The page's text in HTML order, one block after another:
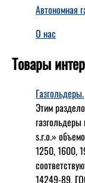
Автономная
О нас
Товары
Газгольдеры.
Этим
газгольдеры
s.r.o.»
1250, 1600,
14249-89,